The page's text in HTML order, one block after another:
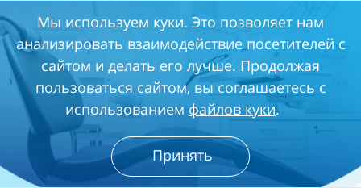
Многоканальный
+7 495698-00-98
метро Таганская
Большой Дровяной
переулок, дом 18
Ежедневно с 10:00 до 22:00
Мы используем куки. Это позволяет нам
анализировать взаимодействие посетителей с
сайтом и делать его лучше. Продолжая
пользоваться сайтом, вы соглашаетесь с
использованием файлов куки.
Принять